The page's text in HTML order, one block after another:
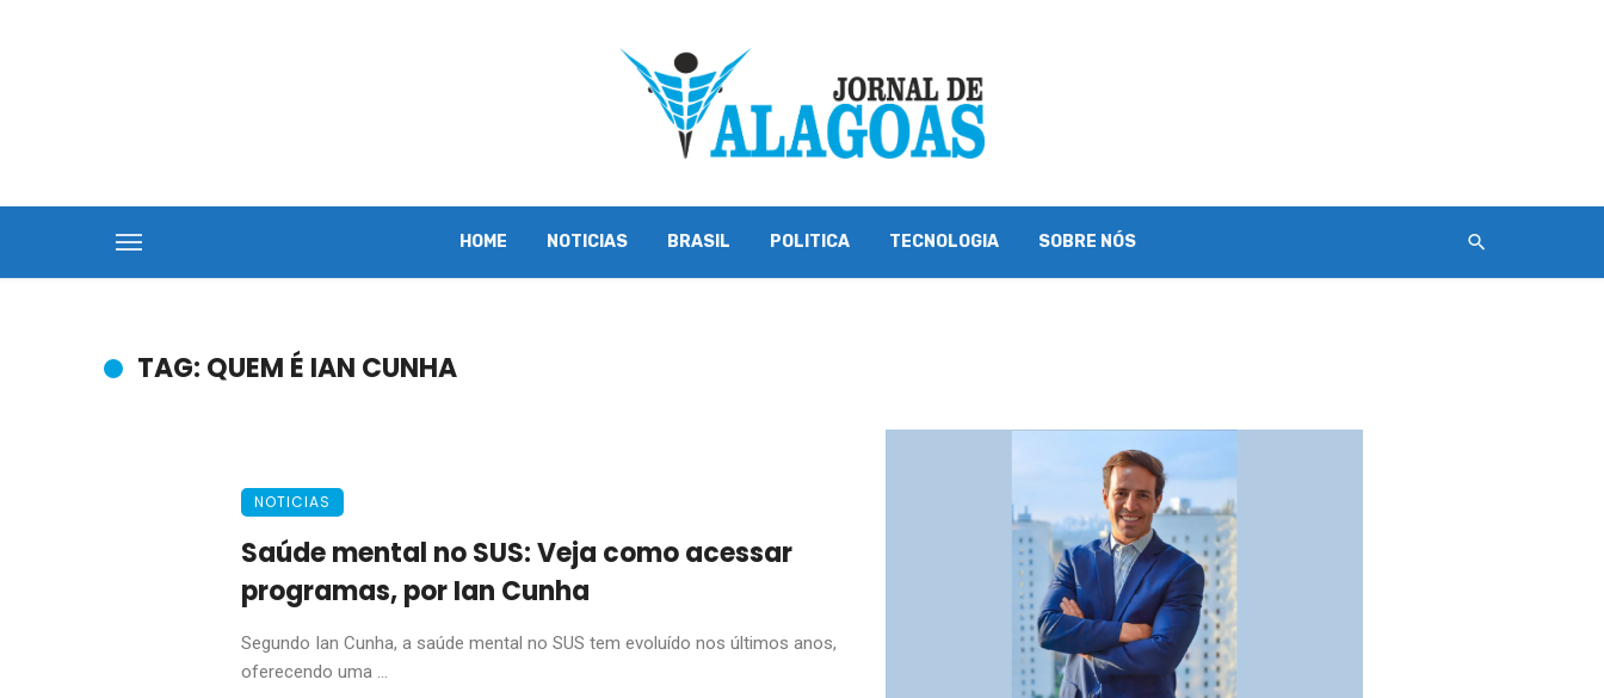
HOME NOTICIAS BRASIL POLITICA TECNOLOGIA SOBRE NÓS
TAG: QUEM É IAN CUNHA
NOTICIAS
Saúde mental no SUS: Veja como acessar
programas, por Ian Cunha
Segundo Ian Cunha, a saúde mental no SUS tem evoluído nos últimos anos,
oferecendo uma ...